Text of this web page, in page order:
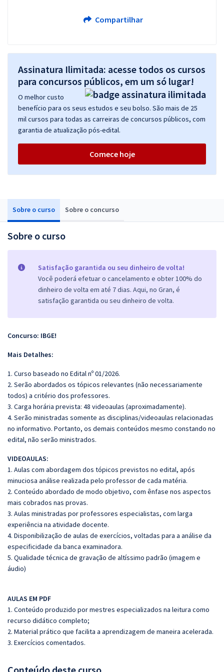
Sobre o curso Sobre o concurso
Sobre o curso
Satisfação garantida ou seu dinheiro de volta!
Você poderá efetuar o cancelamento e obter 100% do
dinheiro de volta em até 7 dias. Aqui, no Gran, é
satisfação garantida ou seu dinheiro de volta.
Concurso: IBGE!
Mais Detalhes:
1. Curso baseado no Edital nº 01/2026.
2. Serão abordados os tópicos relevantes (não necessariamente
todos) a critério dos professores.
3. Carga horária prevista: 48 videoaulas (aproximadamente).
4. Serão ministradas somente as disciplinas/videoaulas relacionadas
no informativo. Portanto, os demais conteúdos mesmo constando no
edital, não serão ministrados.
VIDEOAULAS:
1. Aulas com abordagem dos tópicos previstos no edital, após
minuciosa análise realizada pelo professor de cada matéria.
2. Conteúdo abordado de modo objetivo, com ênfase nos aspectos
mais cobrados nas provas.
3. Aulas ministradas por professores especialistas, com larga
experiência na atividade docente.
4. Disponibilização de aulas de exercícios, voltadas para a análise da
especificidade da banca examinadora.
5. Qualidade técnica de gravação de altíssimo padrão (imagem e
áudio)
AULAS EM PDF
1. Conteúdo produzido por mestres especializados na leitura como
recurso didático completo;
2. Material prático que facilita a aprendizagem de maneira acelerada.
3. Exercícios comentados.
Compartilhar
Assinatura Ilimitada: acesse todos os cursos
para concursos públicos, em um só lugar!
O melhor custo
benefício para os seus estudos e seu bolso. São mais de 25
mil cursos para todas as carreiras de concursos públicos, com
garantia de atualização pós-edital.
Comece hoje